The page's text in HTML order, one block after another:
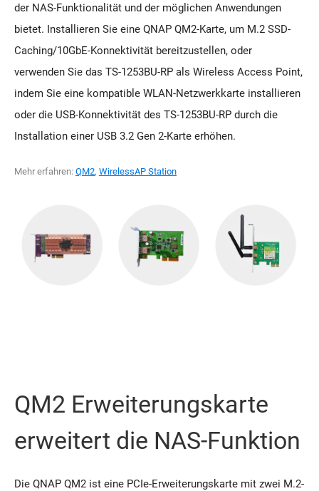
der NAS-Funktionalität und der möglichen Anwendungen
bietet. Installieren Sie eine QNAP QM2-Karte, um M.2 SSD-
Caching/10GbE-Konnektivität bereitzustellen, oder
verwenden Sie das TS-1253BU-RP als Wireless Access Point,
indem Sie eine kompatible WLAN-Netzwerkkarte installieren
oder die USB-Konnektivität des TS-1253BU-RP durch die
Installation einer USB 3.2 Gen 2-Karte erhöhen.
Mehr erfahren: QM2, WirelessAP Station
QM2 Erweiterungskarte
erweitert die NAS-Funktion
Die QNAP QM2 ist eine PCIe-Erweiterungskarte mit zwei M.2-